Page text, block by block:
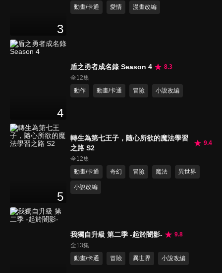
3
動畫/卡通
愛情 漫畫改編
4
盾之勇者成名錄 Season 4
8.3
全12集
動作
動畫/卡通 冒險 小說改編
5
轉生為第七王子，隨心所欲的魔法學習
之路 S2
9.4
全12集
動畫/卡通
奇幻 冒險 魔法 異世界
小說改編
我獨自升級 第二季 -起於闇影-
9.8
全13集
動畫/卡通
冒險 異世界 小說改編